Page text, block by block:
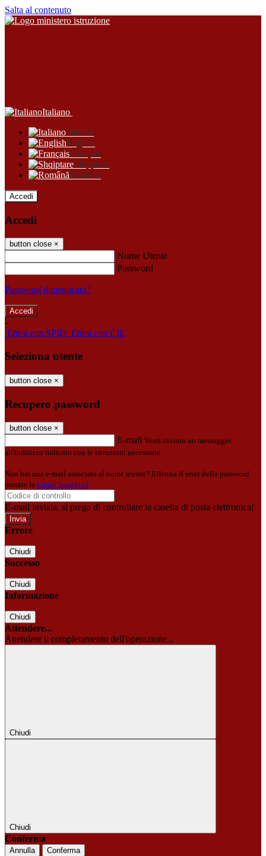
Salta al contenuto
Italiano
Italiano
English
Français
Shqiptare
Română
Accedi
Accedi
button close ×
Nome Utente
Password
Password dimenticata?
-
Entra con SPID Entra con CIE
Seleziona utente
button close ×
Recupero password
button close ×
E-mail Verrà inviato un messaggio
all'indirizzo indicato con le istruzioni necessarie.
Non hai una e-mail associata al nome utente? Effettua il reset della password
tramite la Login Spaggiari
E-mail inviata, si prega di controllare la casella di posta elettronica!
Errore
Chiudi
Successo
Chiudi
Informazione
Chiudi
Attendere...
Attendere il completamento dell'operazione...
Chiudi
Chiudi
Conferma
Annulla Conferma